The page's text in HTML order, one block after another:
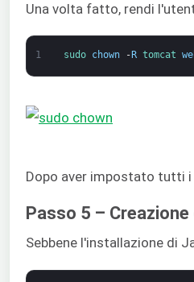
Una volta fatto, rendi
1 sudo chown - R tomcat
Dopo aver impostato tutti i
Passo 5 –
Sebbene l'installazione di